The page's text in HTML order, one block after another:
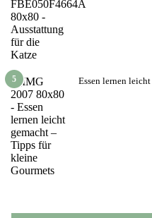
5 Essen lernen